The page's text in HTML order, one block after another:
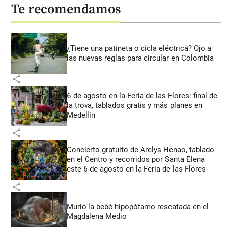
Te recomendamos
¿Tiene una patineta o cicla eléctrica? Ojo a
las nuevas reglas para circular en Colombia
share
6 de agosto en la Feria de las Flores: final de
la trova, tablados gratis y más planes en
Medellín
share
Concierto gratuito de Arelys Henao, tablado
en el Centro y recorridos por Santa Elena
este 6 de agosto en la Feria de las Flores
share
Murió la bebé hipopótamo rescatada en el
Magdalena Medio